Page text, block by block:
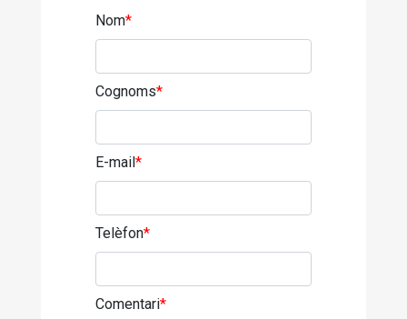
Nom*
Cognoms*
E-mail*
Telèfon*
Comentari*